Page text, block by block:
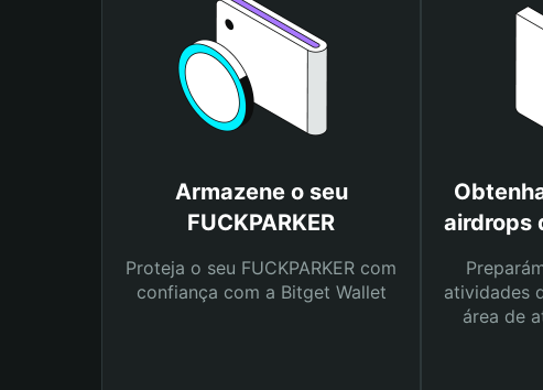
Armazene o seu
FUCKPARKER
Proteja o seu FUCKPARKER com
confiança com a Bitget Wallet
airdrops
atividades
área de